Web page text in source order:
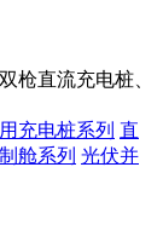
枪直流充电桩、
充电桩系列 直
舱系列 光伏并